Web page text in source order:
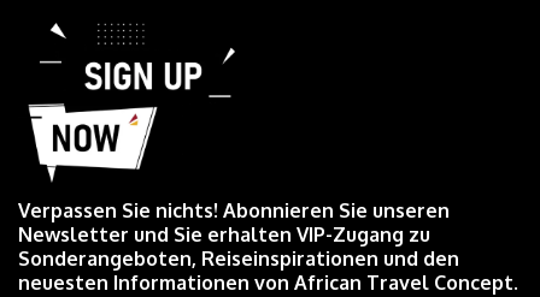
Verpassen Sie nichts! Abonnieren Sie unseren
Newsletter und Sie erhalten VIP-Zugang zu
Sonderangeboten, Reiseinspirationen und den
neuesten Informationen von African Travel Concept.